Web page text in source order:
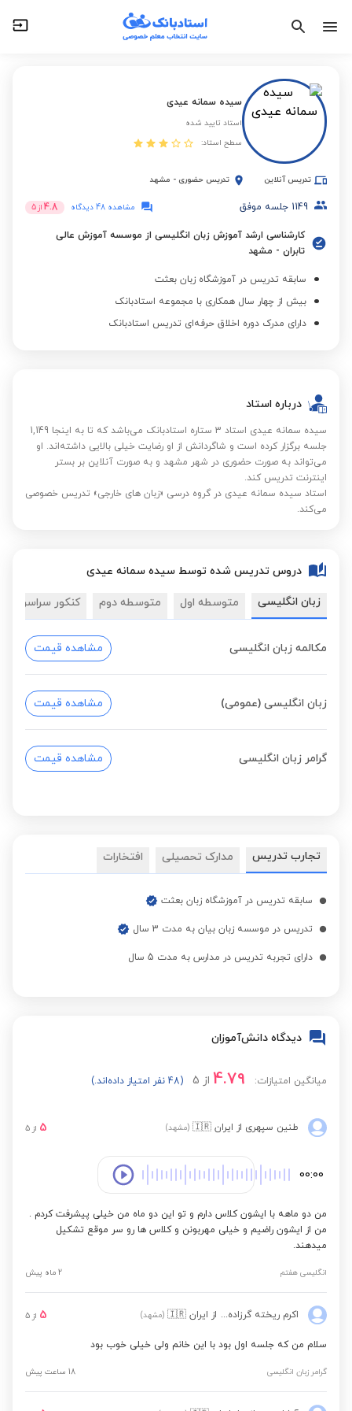
سیده سمانه عیدی
استاد تایید شده
سطح استاد:
تدریس آنلاین تدریس حضوری - مشهد
1149 جلسه موفق مشاهده 48 دیدگاه 4.8 از 5
کارشناسی ارشد آموزش زبان انگلیسی از موسسه آموزش عالی
تابران - مشهد
سابقه تدریس در آموزشگاه زبان بعثت
بیش از چهار سال همکاری با مجموعه استادبانک
دارای مدرک دوره اخلاق حرفه‌ای تدریس استادبانک
درباره استاد
سیده سمانه عیدی استاد 3 ستاره استادبانک می‌باشد که تا به اینجا 1,149
جلسه برگزار کرده است و شاگردانش از او رضایت خیلی بالایی داشته‌اند. او
می‌تواند به صورت حضوری در شهر مشهد و به صورت آنلاین بر بستر
اینترنت تدریس کند.
استاد سیده سمانه عیدی در گروه درسی «زبان های خارجی» تدریس خصوصی
می‌کند.
دروس تدریس شده توسط سیده سمانه عیدی
زبان انگلیسی متوسطه اول متوسطه دوم کنکور سراسری
مکالمه زبان انگلیسی مشاهده قیمت
زبان انگلیسی (عمومی) مشاهده قیمت
گرامر زبان انگلیسی مشاهده قیمت
تجارب تدریس مدارک تحصیلی افتخارات
سابقه تدریس در آموزشگاه زبان بعثت
تدریس در موسسه زبان بیان به مدت 3 سال
دارای تجربه تدریس در مدارس به مدت 5 سال
دیدگاه دانش‌آموزان
میانگین امتیازات: 4.79 از 5 (48 نفر امتیاز داده‌اند.)
طنین سپهری از ایران 🇮🇷 (مشهد) 5 از 5
00:00
من دو ماهه با ایشون کلاس دارم و تو این دو ماه من خیلی پیشرفت کردم .
من از ایشون راضیم و خیلی مهربونن و کلاس ها رو سر موقع تشکیل
میدهند.
انگلیسی هفتم 2 ماه پیش
اکرم ریخته گرزاده ریخته گرزاده از ایران 🇮🇷 (مشهد) 5 از 5
سلام من که جلسه اول بود با این خانم ولی خیلی خوب بود
گرامر زبان انگلیسی 18 ساعت پیش